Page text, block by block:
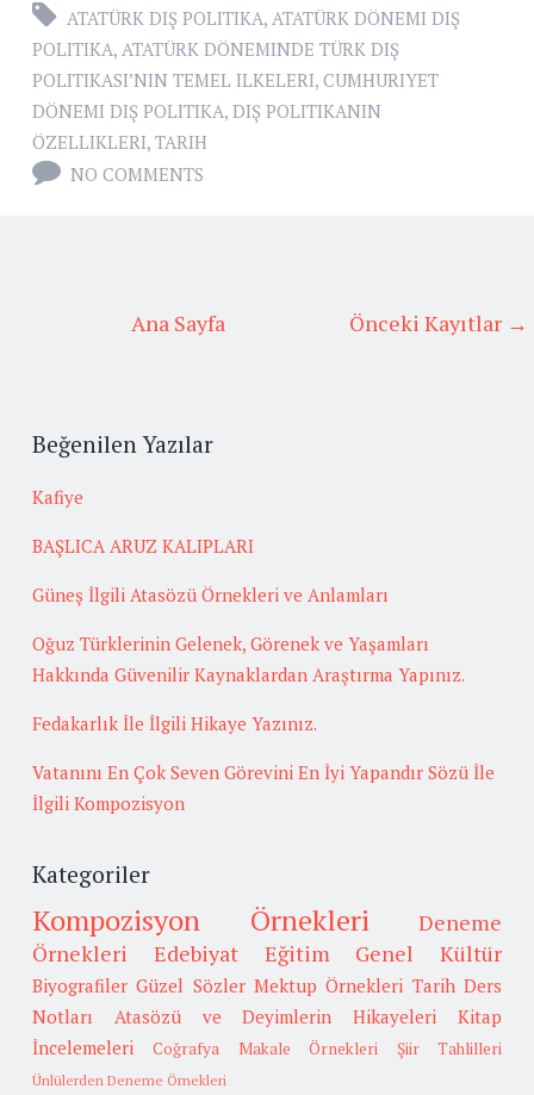
ATATÜRK DIŞ POLITIKA, ATATÜRK DÖNEMI DIŞ
POLITIKA, ATATÜRK DÖNEMINDE TÜRK DIŞ
POLITIKASI’NIN TEMEL ILKELERI, CUMHURIYET
DÖNEMI DIŞ POLITIKA, DIŞ POLITIKANIN
ÖZELLIKLERI, TARIH
NO COMMENTS
Önceki Kayıtlar →
Ana Sayfa
Beğenilen Yazılar
Kafiye
BAŞLICA ARUZ KALIPLARI
Güneş İlgili Atasözü Örnekleri ve Anlamları
Oğuz Türklerinin Gelenek, Görenek ve Yaşamları
Hakkında Güvenilir Kaynaklardan Araştırma Yapınız.
Fedakarlık İle İlgili Hikaye Yazınız.
Vatanını En Çok Seven Görevini En İyi Yapandır Sözü İle
İlgili Kompozisyon
Kategoriler
Kompozisyon Örnekleri
Deneme
Örnekleri
Edebiyat Eğitim Genel Kültür
Biyografiler Güzel Sözler Mektup Örnekleri Tarih Ders
Notları
Atasözü ve Deyimlerin Hikayeleri
Kitap
İncelemeleri
Coğrafya Makale Örnekleri Şiir Tahlilleri
Ünlülerden Deneme Örnekleri